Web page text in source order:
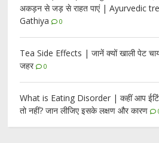
अकड़न से जड़ से राहत पाएं | Ayurvedic
Gathiya
0
Tea Side Effects | जानें क्यों खाली पेट
जहर
0
What is Eating Disorder | कहीं आप
तो नहीं? जान लीजिए इसके लक्षण और कारण